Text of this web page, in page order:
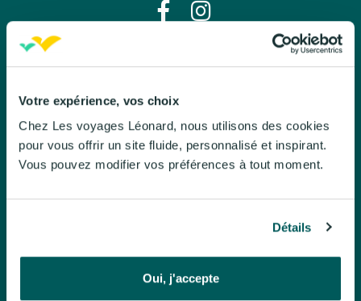
Votre expérience, vos choix
Chez Les voyages Léonard, nous utilisons des cookies
pour vous offrir un site fluide, personnalisé et inspirant.
Vous pouvez modifier vos préférences à tout moment.
Détails
Oui, j'accepte
Léo évasion
À propos de Léo évasion
Nos engagements
Le Mag
Nos voyages organisés